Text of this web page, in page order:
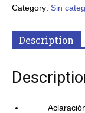
Category: Sin
Description